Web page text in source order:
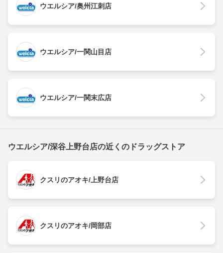
ウエルシア/奥州江刺店
ウエルシア/一関山目店
ウエルシア/一関末広店
ウエルシア/深谷上野台店の近くのドラッグストア
クスリのアオキ/上野台店
クスリのアオキ/岡部店